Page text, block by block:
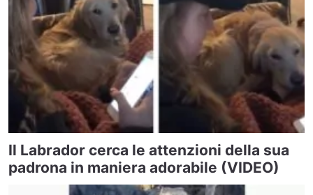
Il Labrador cerca le attenzioni della sua
padrona in maniera adorabile (VIDEO)